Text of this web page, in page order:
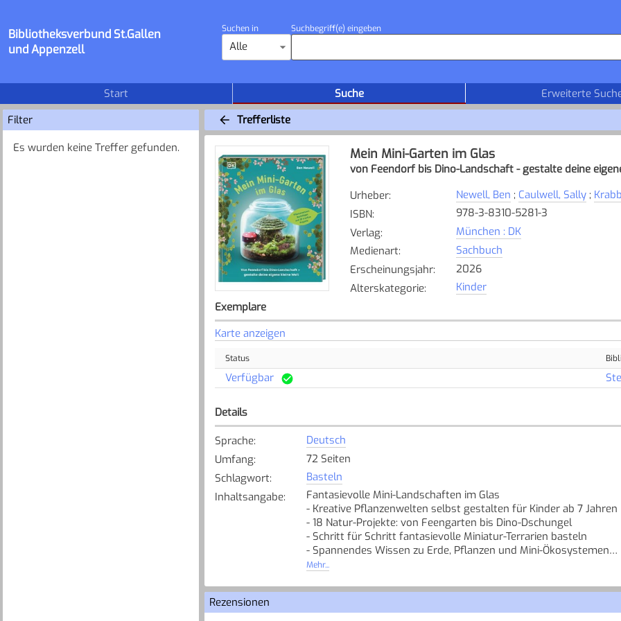
Bibliotheksverbund St.Gallen
und Appenzell
Suchen in
Alle
Suchbegriff(e) eingeben
Start Suche Erweiterte
Filter
Es wurden keine Treffer gefunden.
Trefferliste
Mein Mini-Garten im Glas
von Feendorf bis Dino-Landschaft - gestalte deine
Urheber: Newell, Ben ; Caulwell, Sally;
ISBN:
978-3-8310-5281-3
Verlag:
München : DK
Medienart:
Sachbuch
Erscheinungsjahr:
2026
Alterskategorie: Kinder
Exemplare
Karte anzeigen
Status
Verfügbar
Details
Sprache:
Deutsch
Umfang:
72 Seiten
Schlagwort:
Basteln
Inhaltsangabe:
Fantasievolle Mini-Landschaften im Glas
- Kreative Pflanzenwelten selbst gestalten für Kinder ab 7 Jahren
- 18 Natur-Projekte: von Feengarten bis Dino-Dschungel
- Schritt für Schritt fantasievolle Miniatur-Terrarien basteln
- Spannendes Wissen zu Erde, Pflanzen und Mini-Ökosystemen
- Zu jeder Jahreszeit kleine Wunder im Kinderzimmer erschaffen
fantasievollen Garten- und Bastelbuch für Kinder ab 7 Jahren
Mehr...
Rezensionen